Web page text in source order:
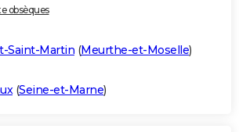
obsèques
Saint-Martin (Meurthe-et-Moselle)
(Seine-et-Marne)